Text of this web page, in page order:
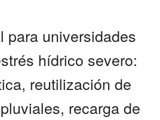
para universidades
hídrico severo:
reutilización de
recarga de